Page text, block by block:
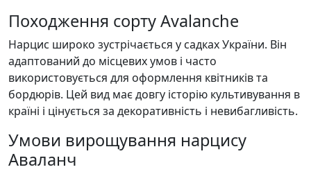
Походження сорту Avalanche
Нарцис широко зустрічається у садках України. Він
адаптований до місцевих умов і часто
використовується для оформлення квітників та
бордюрів. Цей вид має довгу історію культивування в
країні і цінується за декоративність і невибагливість.
Умови вирощування нарцису
Аваланч